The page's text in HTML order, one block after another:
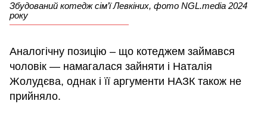
Збудований котедж сім’ї Левкіних, фото NGL.media 2024
року
Аналогічну позицію – що котеджем займався
чоловік — намагалася зайняти і Наталія
Жолудєва, однак і її аргументи НАЗК також не
прийняло.